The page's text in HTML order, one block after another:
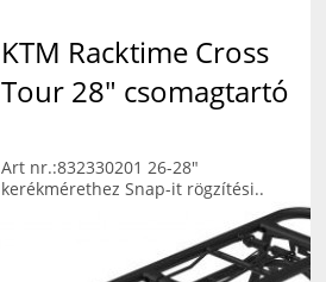
KTM Racktime Cross
Tour 28" csomagtartó
Art nr.:832330201 26-28"
kerékmérethez Snap-it rögzítési..